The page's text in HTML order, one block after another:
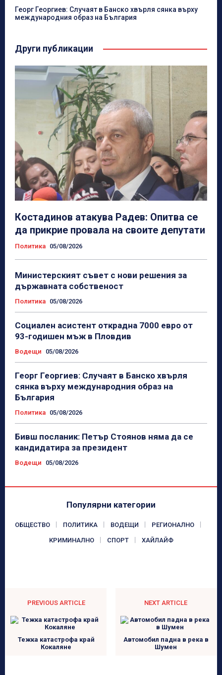
Георг Георгиев: Случаят в Банско хвърля сянка върху
международния образ на България
Други публикации
Костадинов атакува Радев: Опитва се
да прикрие провала на своите депутати
Политика 05/08/2026
Министерският съвет с нови решения за
държавната собственост
Политика 05/08/2026
Социален асистент открадна 7000 евро от
93-годишен мъж в Пловдив
Водещи 05/08/2026
Георг Георгиев: Случаят в Банско хвърля
сянка върху международния образ на
България
Политика 05/08/2026
Бивш посланик: Петър Стоянов няма да се
кандидатира за президент
Водещи 05/08/2026
Популярни категории
ОБЩЕСТВО ПОЛИТИКА ВОДЕЩИ РЕГИОНАЛНО
КРИМИНАЛНО СПОРТ ХАЙЛАЙФ
PREVIOUS ARTICLE
Тежка катастрофа край
Кокаляне
NEXT ARTICLE
Автомобил падна в река в
Шумен